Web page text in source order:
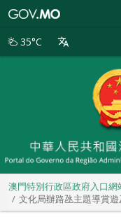
別
35°C
澳門特別行政區政府入口網
文化局辦路氹主題導賞